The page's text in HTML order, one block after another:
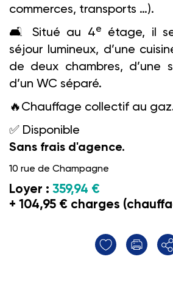
commerces, transports …).
🛋️️ Situé au 4e
étage, il
séjour lumineux, d’une
de deux chambres, d’une
d’un WC séparé.
🔥 Chauffage collectif au
✅ Disponible
Sans frais d'agence.
10 rue de Champagne
Loyer : 359,94 €
+ 104,95 € charges